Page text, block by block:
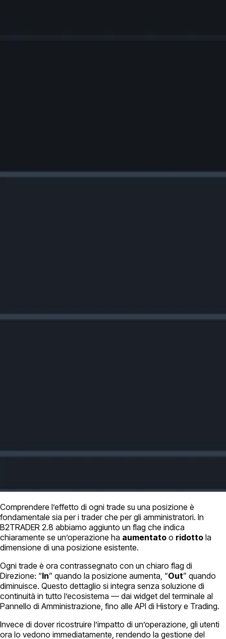
Comprendere l’effetto di ogni trade su una posizione è
fondamentale sia per i trader che per gli amministratori. In
B2TRADER 2.8 abbiamo aggiunto un flag che indica
chiaramente se un’operazione ha aumentato o ridotto la
dimensione di una posizione esistente.
Ogni trade è ora contrassegnato con un chiaro flag di
Direzione: “In” quando la posizione aumenta, “Out” quando
diminuisce. Questo dettaglio si integra senza soluzione di
continuità in tutto l’ecosistema — dai widget del terminale al
Pannello di Amministrazione, fino alle API di History e Trading.
Invece di dover ricostruire l’impatto di un’operazione, gli utenti
ora lo vedono immediatamente, rendendo la gestione del